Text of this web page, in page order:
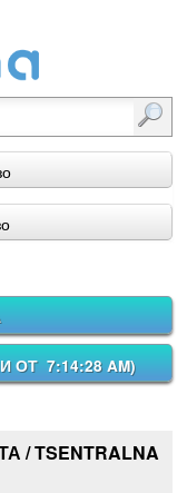
ОТ 7:14:28 AM)
TSENTRALNA